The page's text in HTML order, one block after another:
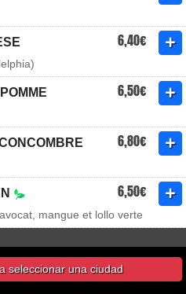
6,40€
6,50€
6,80€
6,50€
mangue et lollo verte
seleccionar una ciudad